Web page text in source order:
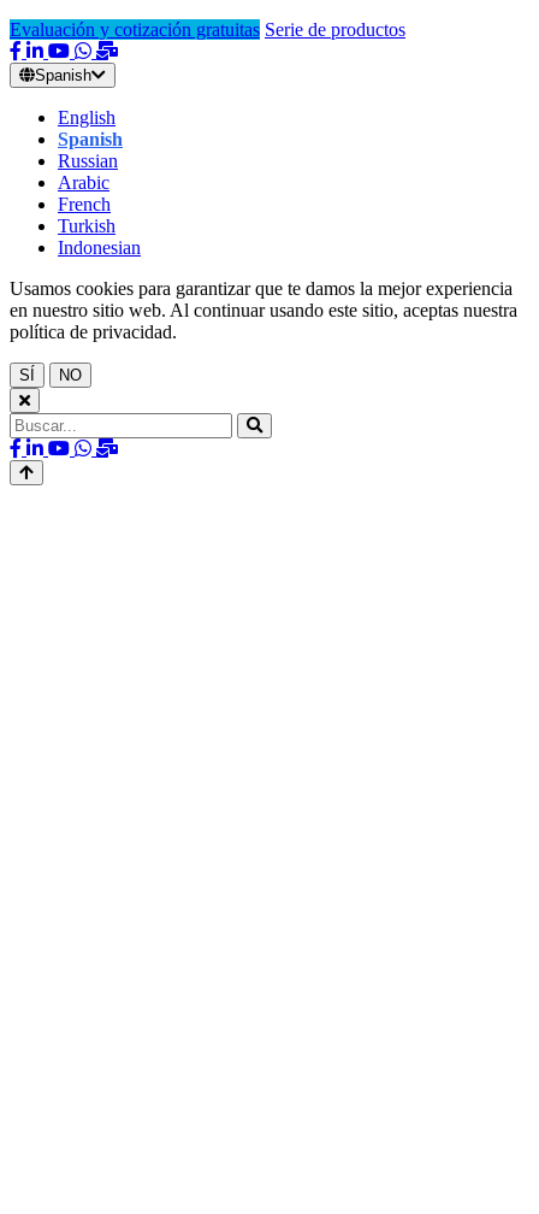
Evaluación y cotización gratuitas Serie de productos
Spanish
English
Spanish
Russian
Arabic
French
Turkish
Indonesian
Usamos cookies para garantizar que te damos la mejor experiencia
en nuestro sitio web. Al continuar usando este sitio, aceptas nuestra
política de privacidad.
SÍ NO